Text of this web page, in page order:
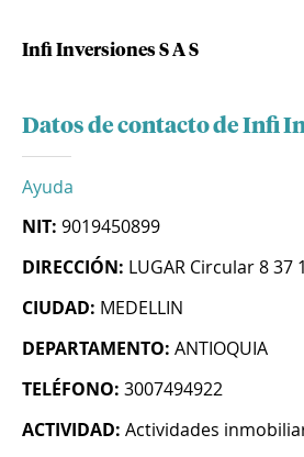
Infi Inversiones S A S
Datos de contacto de Infi
Ayuda
NIT: 9019450899
DIRECCIÓN: LUGAR Circular 8 37
CIUDAD: MEDELLIN
DEPARTAMENTO: ANTIOQUIA
TELÉFONO: 3007494922
ACTIVIDAD: Actividades